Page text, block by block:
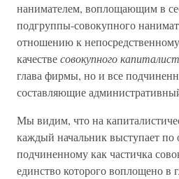
нанимателем, воплощающим в
подгруппы-совокупного
отношению к
качествесовокупного
глава фирмы, но и все
составляющие
Мы видим, что на
каждый начальник выступает
подчиненному как частичка
единство которого воплощено в